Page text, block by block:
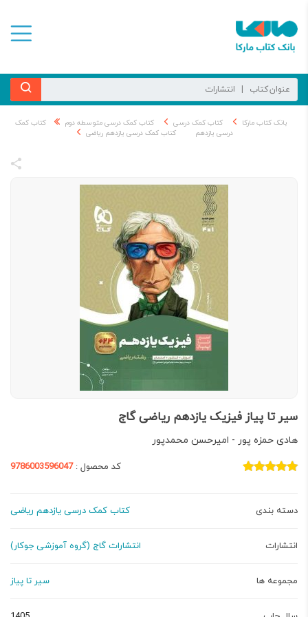
بانک کتاب مارکا کتاب کمک درسی کتاب کمک درسی متوسطه دوم
کتاب کمک
درسی یازدهم
کتاب کمک درسی یازدهم ریاضی
سیر تا پیاز فیزیک یازدهم ریاضی گاج
هادی حمزه پور - امیرحسن محمدپور
کد محصول :9786003596047
دسته بندی کتاب کمک درسی یازدهم ریاضی
انتشارات انتشارات گاج (گروه آموزشی جوکار)
مجموعه ها سیر تا پیاز